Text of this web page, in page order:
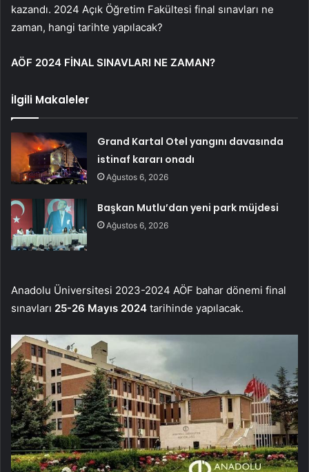
kazandı. 2024 Açık Öğretim Fakültesi final sınavları ne
zaman, hangi tarihte yapılacak?
AÖF 2024 FİNAL SINAVLARI NE ZAMAN?
İlgili Makaleler
Grand Kartal Otel yangını davasında
istinaf kararı onadı
Ağustos 6, 2026
Başkan Mutlu’dan yeni park müjdesi
Ağustos 6, 2026
Anadolu Üniversitesi 2023-2024 AÖF bahar dönemi final
sınavları 25-26 Mayıs 2024 tarihinde yapılacak.